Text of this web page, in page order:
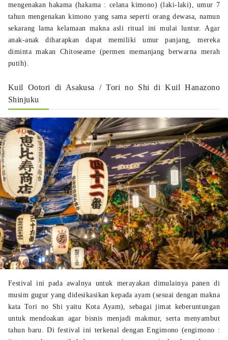
mengenakan hakama (hakama : celana kimono) (laki-laki), umur 7
tahun mengenakan kimono yang sama seperti orang dewasa, namun
sekarang lama kelamaan makna asli ritual ini mulai luntur. Agar
anak-anak diharapkan dapat memiliki umur panjang, mereka
diminta makan Chitoseame (permen memanjang berwarna merah
putih).
Kuil Ootori di Asakusa / Tori no Shi di Kuil Hanazono
Shinjuku
Festival ini pada awalnya untuk merayakan dimulainya panen di
musim gugur yang didesikasikan kepada ayam (sesuai dengan makna
kata Tori no Shi yaitu Kota Ayam), sebagai jimat keberuntungan
untuk mendoakan agar bisnis menjadi makmur, serta menyambut
tahun baru. Di festival ini terkenal dengan Engimono (engimono :